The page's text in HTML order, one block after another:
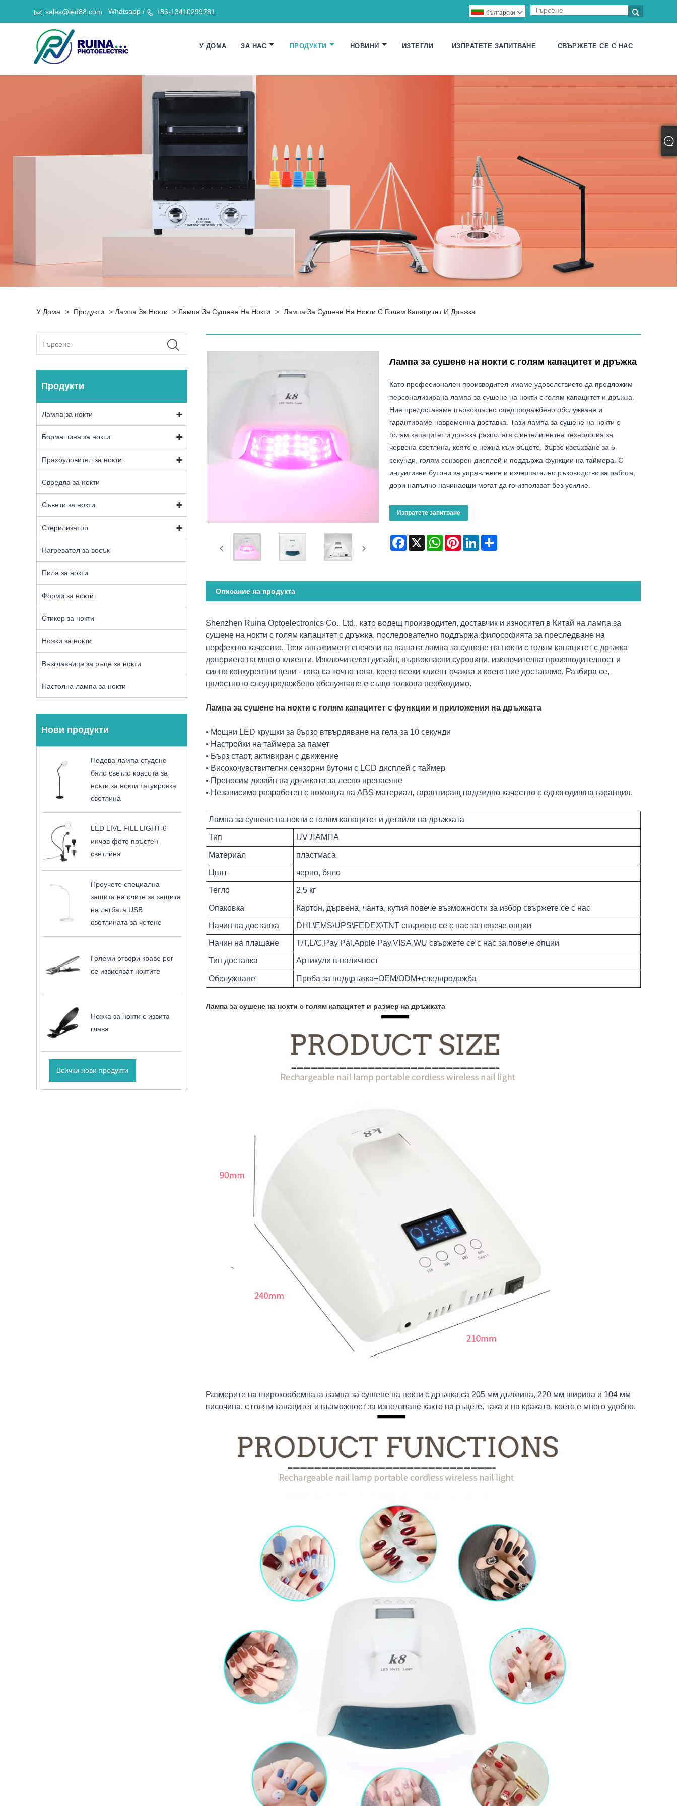
 sales@led88.com Whatsapp /  +86-13410299781 
български 
У ДОМА ЗА НАС ПРОДУКТИ НОВИНИ ИЗТЕГЛИ ИЗПРАТЕТЕ ЗАПИТВАНЕ СВЪРЖЕТЕ СЕ С НАС
У Дома > Продукти > Лампа За Нокти > Лампа За Сушене На Нокти > Лампа За Сушене На Нокти С Голям Капацитет И Дръжка
Продукти
Лампа за нокти
Бормашина за нокти
Прахоуловител за нокти
Свредла за нокти
Съвети за нокти
Стерилизатор
Нагревател за восък
Пила за нокти
Форми за нокти
Стикер за нокти
Ножки за нокти
Възглавница за ръце за нокти
Настолна лампа за нокти
Нови продукти
Подова лампа студено
бяло светло красота за
нокти за нокти татуировка
светлина
LED LIVE FILL LIGHT 6
инчов фото пръстен
светлина
Проучете специална
защита на очите за защита
на легбата USB
светлината за четене
Големи отвори краве рог
се извисяват ноктите
Ножка за нокти с извита
глава
Всички нови продукти
Лампа за сушене на нокти с голям капацитет и дръжка
Като професионален производител имаме удоволствието да предложим
персонализирана лампа за сушене на нокти с голям капацитет и дръжка.
Ние предоставяме първокласно следпродажбено обслужване и
гарантираме навременна доставка. Тази лампа за сушене на нокти с
голям капацитет и дръжка разполага с интелигентна технология за
червена светлина, която е нежна към ръцете, бързо изсъхване за 5
секунди, голям сензорен дисплей и поддържа функции на таймера. С
интуитивни бутони за управление и изчерпателно ръководство за работа,
дори напълно начинаещи могат да го използват без усилие.
Изпратете запитване
Facebook
X WhatsAppPinterestLinkedInShare
Описание на продукта
Shenzhen Ruina Optoelectronics Co., Ltd., като водещ производител, доставчик и износител в Китай на лампа за
сушене на нокти с голям капацитет с дръжка, последователно поддържа философията за преследване на
перфектно качество. Този ангажимент спечели на нашата лампа за сушене на нокти с голям капацитет с дръжка
доверието на много клиенти. Изключителен дизайн, първокласни суровини, изключителна производителност и
силно конкурентни цени - това са точно това, което всеки клиент очаква и което ние доставяме. Разбира се,
цялостното следпродажбено обслужване е също толкова необходимо.
Лампа за сушене на нокти с голям капацитет с функции и приложения на дръжката
• Мощни LED крушки за бързо втвърдяване на гела за 10 секунди
• Настройки на таймера за памет
• Бърз старт, активиран с движение
• Високочувствителни сензорни бутони с LCD дисплей с таймер
• Преносим дизайн на дръжката за лесно пренасяне
• Независимо разработен с помощта на ABS материал, гарантиращ надеждно качество с едногодишна гаранция.
Лампа за сушене на нокти с голям капацитет и детайли на дръжката
Тип UV ЛАМПА
Материал пластмаса
Цвят черно, бяло
Тегло 2,5 кг
Опаковка Картон, дървена, чанта, кутия повече възможности за избор свържете се с нас
Начин на доставка DHL\EMS\UPS\FEDEX\TNT свържете се с нас за повече опции
Начин на плащане T/T,L/C,Pay Pal,Apple Pay,VISA,WU свържете се с нас за повече опции
Тип доставка Артикули в наличност
Обслужване Проба за поддръжка+OEM/ODM+следпродажба
Лампа за сушене на нокти с голям капацитет и размер на дръжката
Размерите на широкообемната лампа за сушене на нокти с дръжка са 205 мм дължина, 220 мм ширина и 104 мм
височина, с голям капацитет и възможност за използване както на ръцете, така и на краката, което е много удобно.